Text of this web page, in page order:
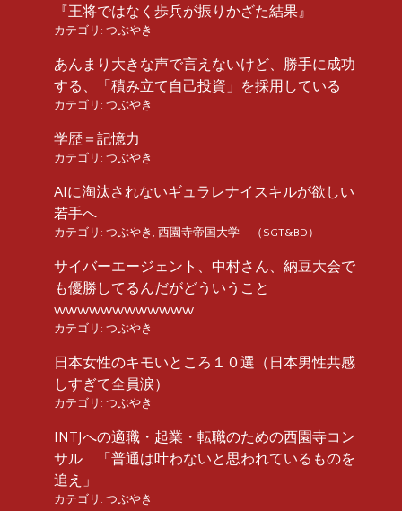
『王将ではなく歩兵が振りかざた結果』
カテゴリ: つぶやき
あんまり大きな声で言えないけど、勝手に成功
する、「積み立て自己投資」を採用している
カテゴリ: つぶやき
学歴＝記憶力
カテゴリ: つぶやき
AIに淘汰されないギュラレナイスキルが欲しい
若手へ
カテゴリ: つぶやき , 西園寺帝国大学 （SGT&BD）
サイバーエージェント、中村さん、納豆大会で
も優勝してるんだがどういうこと
wwwwwwwwwwww
カテゴリ: つぶやき
日本女性のキモいところ１０選（日本男性共感
しすぎて全員涙）
カテゴリ: つぶやき
INTJへの適職・起業・転職のための西園寺コン
サル 「普通は叶わないと思われているものを
追え」
カテゴリ: つぶやき